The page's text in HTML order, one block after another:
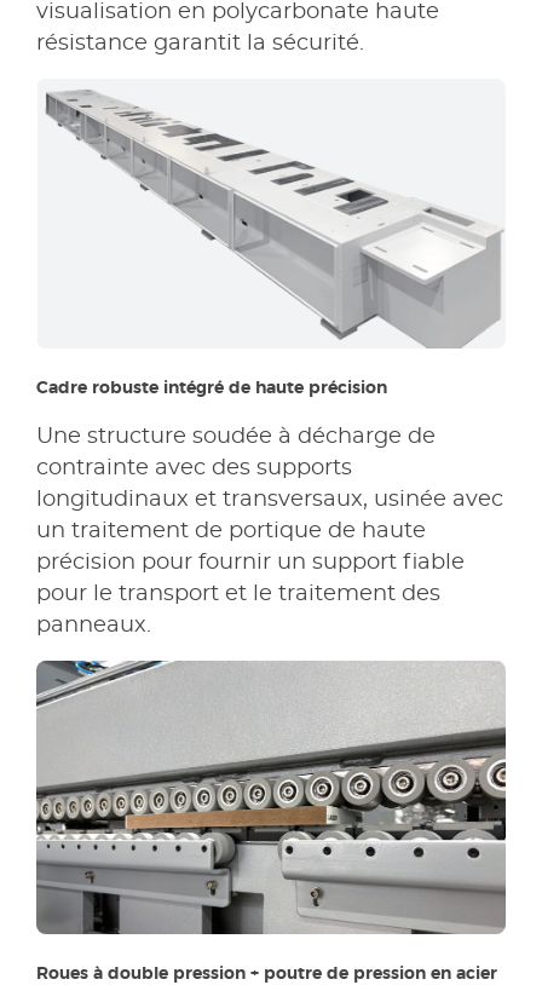
visualisation en polycarbonate haute
résistance garantit la sécurité.
Cadre robuste intégré de haute précision
Une structure soudée à décharge de
contrainte avec des supports
longitudinaux et transversaux, usinée avec
un traitement de portique de haute
précision pour fournir un support fiable
pour le transport et le traitement des
panneaux.
Roues à double pression + poutre de pression en acier